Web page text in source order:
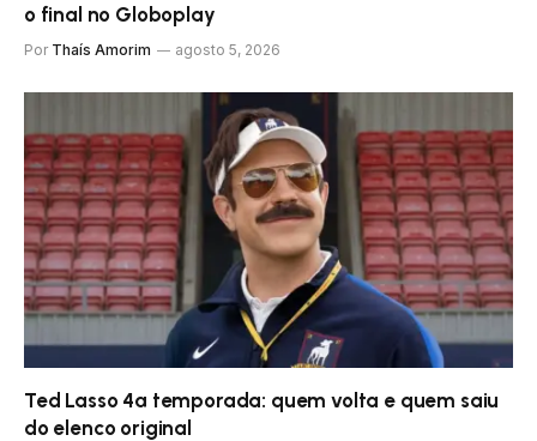
o final no Globoplay
Por Thaís Amorim agosto 5, 2026
Ted Lasso 4ª temporada: quem volta e quem saiu
do elenco original